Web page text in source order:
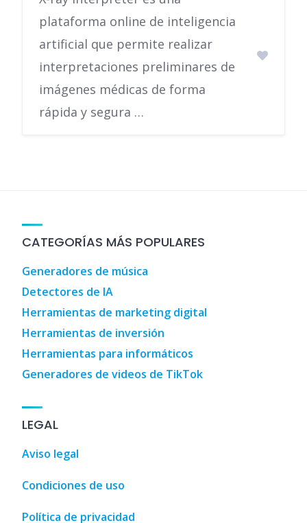
plataforma online de inteligencia
artificial que permite realizar
interpretaciones preliminares de
imágenes médicas de forma
rápida y segura …
CATEGORÍAS MÁS POPULARES
Generadores de música
Detectores de IA
Herramientas de marketing digital
Herramientas de inversión
Herramientas para informáticos
Generadores de videos de TikTok
LEGAL
Aviso legal
Condiciones de uso
Política de privacidad